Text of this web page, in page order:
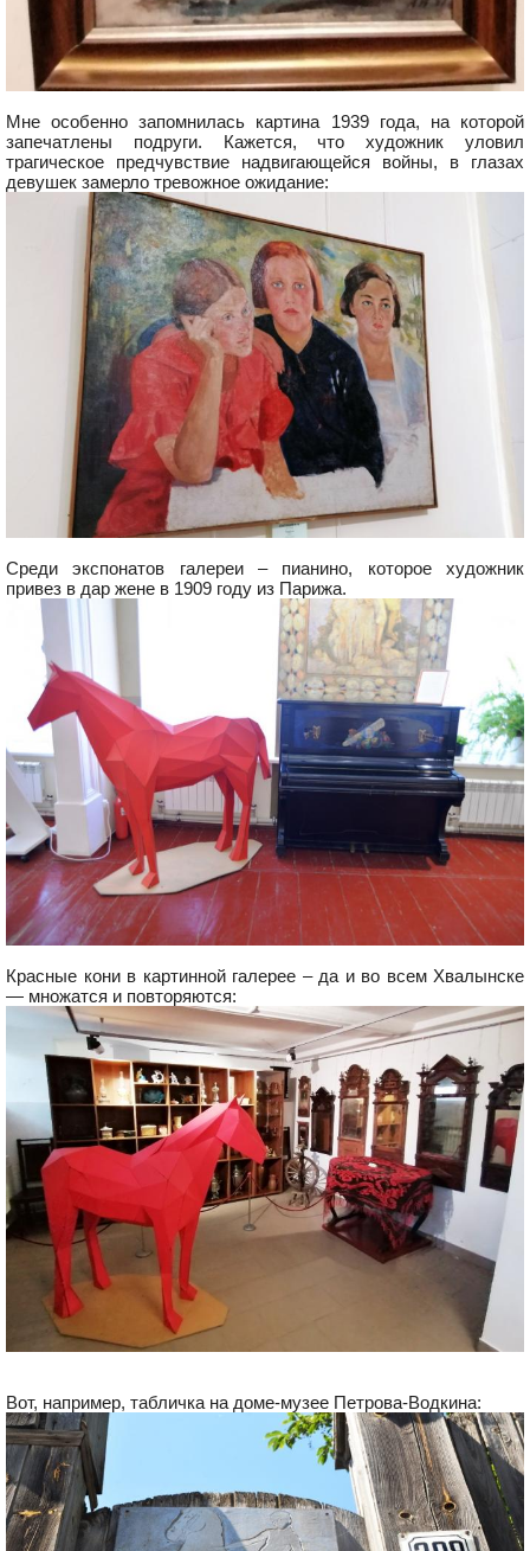
Мне особенно запомнилась картина 1939 года, на которой
запечатлены подруги. Кажется, что художник уловил
трагическое предчувствие надвигающейся войны, в глазах
девушек замерло тревожное ожидание:
Среди экспонатов галереи – пианино, которое художник
привез в дар жене в 1909 году из Парижа.
Красные кони в картинной галерее – да и во всем Хвалынске
— множатся и повторяются:
Вот, например, табличка на доме-музее Петрова-Водкина: